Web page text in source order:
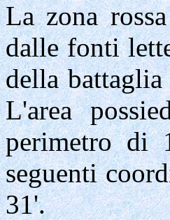
La zona
dalle fonti
della
L'area
perimetro di
seguenti
31'.